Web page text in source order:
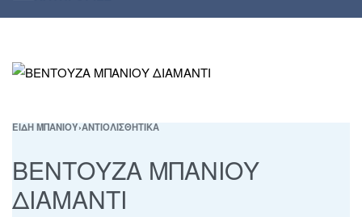
ΕΙΔΗ ΜΠΑΝΙΟΥ›ΑΝΤΙΟΛΙΣΘΗΤΙΚΑ
ΒΕΝΤΟΥΖΑ ΜΠΑΝΙΟΥ
ΔΙΑΜΑΝΤΙ